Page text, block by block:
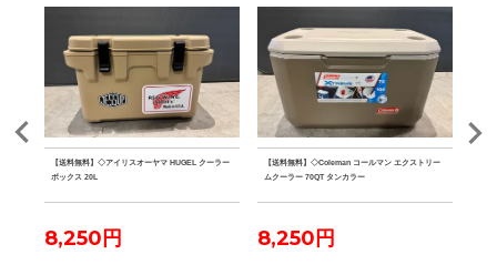
【送料無料】◇アイリスオーヤマ HUGEL クーラー
ボックス 20L
8,250円
【送料無料】◇Coleman コールマン エクストリー
ムクーラー 70QT タンカラー
8,250円